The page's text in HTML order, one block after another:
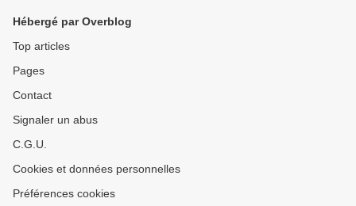
Hébergé par Overblog
Top articles
Pages
Contact
Signaler un abus
C.G.U.
Cookies et données personnelles
Préférences cookies